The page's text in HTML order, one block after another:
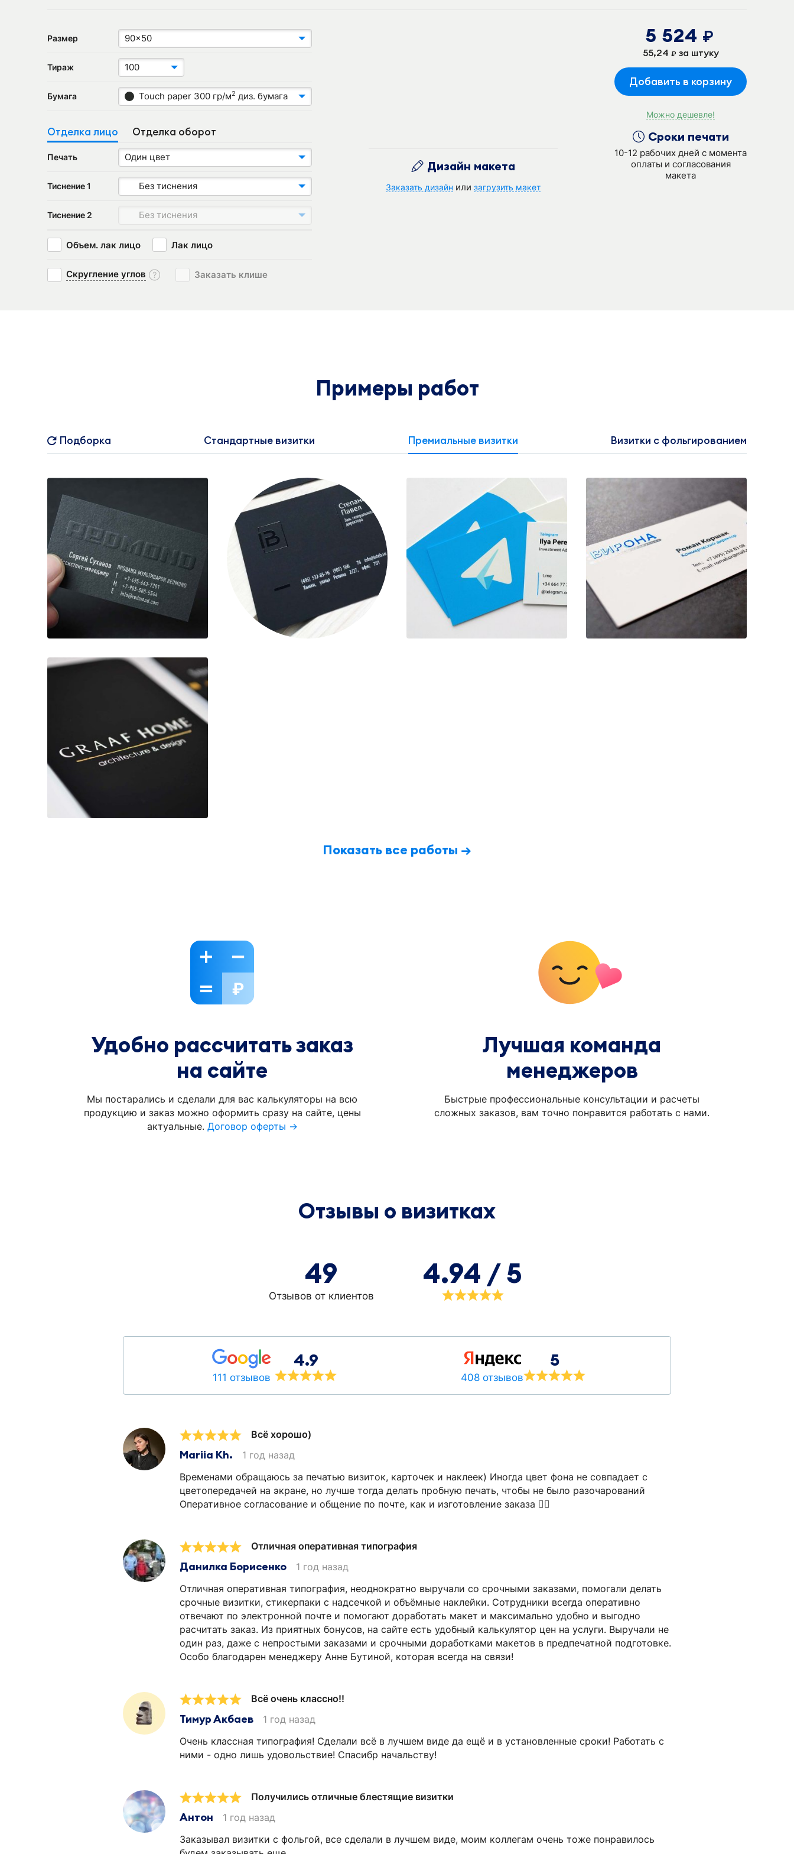
Размер 90x50
Тираж 100
Бумага Touch paper 300 гр/м2 диз. бумага
Отделка лицо Отделка оборот
Печать Один цвет
Тиснение 1 Без тиснения
Тиснение 2 Без тиснения
Объем. лак лицо Лак лицо
Скругление углов Заказать клише
Дизайн макета
Заказать дизайн или загрузить макет
5 524 руб.
55,24 руб.за штуку
Добавить в корзину
Можно дешевле!
Сроки печати
10-12 рабочих дней с момента
оплаты и согласования
макета
Примеры работ
Подборка Стандартные визитки Премиальные визитки Визитки с фольгированием
Показать все работы →
Удобно рассчитать заказ
на сайте
Мы постарались и сделали для вас калькуляторы на всю
продукцию и заказ можно оформить сразу на сайте, цены
актуальные. Договор оферты →
Лучшая команда
менеджеров
Быстрые профессиональные консультации и расчеты
сложных заказов, вам точно понравится работать с нами.
Отзывы о визитках
49
Отзывов от клиентов
4.94 / 5
111 отзывов
4.9
408 отзывов
5
Всё хорошо)
Mariia Kh.
1 год назад
Временами обращаюсь за печатью визиток, карточек и наклеек) Иногда цвет фона не совпадает с
цветопередачей на экране, но лучше тогда делать пробную печать, чтобы не было разочарований
Оперативное согласование и общение по почте, как и изготовление заказа 👍🏻
Отличная оперативная типография
Данилка Борисенко
1 год назад
Отличная оперативная типография, неоднократно выручали со срочными заказами, помогали делать
срочные визитки, стикерпаки с надсечкой и объёмные наклейки. Сотрудники всегда оперативно
отвечают по электронной почте и помогают доработать макет и максимально удобно и выгодно
расчитать заказ. Из приятных бонусов, на сайте есть удобный калькулятор цен на услуги. Выручали не
один раз, даже с непростыми заказами и срочными доработками макетов в предпечатной подготовке.
Особо благодарен менеджеру Анне Бутиной, которая всегда на связи!
Всё очень классно!!
Тимур Акбаев
1 год назад
Очень классная типография! Сделали всё в лучшем виде да ещё и в установленные сроки! Работать с
ними - одно лишь удовольствие! Спасибр начальству!
Получились отличные блестящие визитки
Антон
1 год назад
Заказывал визитки с фольгой, все сделали в лучшем виде, моим коллегам очень тоже понравилось